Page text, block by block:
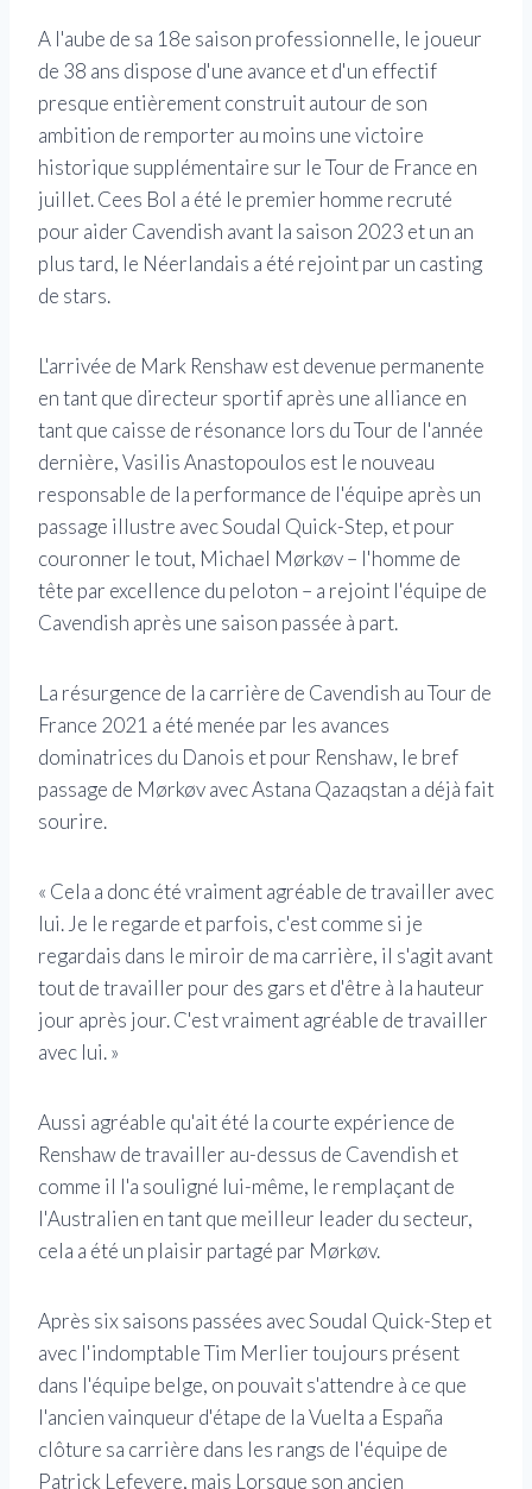
A l'aube de sa 18e saison professionnelle, le joueur
de 38 ans dispose d'une avance et d'un effectif
presque entièrement construit autour de son
ambition de remporter au moins une victoire
historique supplémentaire sur le Tour de France en
juillet. Cees Bol a été le premier homme recruté
pour aider Cavendish avant la saison 2023 et un an
plus tard, le Néerlandais a été rejoint par un casting
de stars.
L'arrivée de Mark Renshaw est devenue permanente
en tant que directeur sportif après une alliance en
tant que caisse de résonance lors du Tour de l'année
dernière, Vasilis Anastopoulos est le nouveau
responsable de la performance de l'équipe après un
passage illustre avec Soudal Quick-Step, et pour
couronner le tout, Michael Mørkøv – l'homme de
tête par excellence du peloton – a rejoint l'équipe de
Cavendish après une saison passée à part.
La résurgence de la carrière de Cavendish au Tour de
France 2021 a été menée par les avances
dominatrices du Danois et pour Renshaw, le bref
passage de Mørkøv avec Astana Qazaqstan a déjà fait
sourire.
« Cela a donc été vraiment agréable de travailler avec
lui. Je le regarde et parfois, c'est comme si je
regardais dans le miroir de ma carrière, il s'agit avant
tout de travailler pour des gars et d'être à la hauteur
jour après jour. C'est vraiment agréable de travailler
avec lui. »
Aussi agréable qu'ait été la courte expérience de
Renshaw de travailler au-dessus de Cavendish et
comme il l'a souligné lui-même, le remplaçant de
l'Australien en tant que meilleur leader du secteur,
cela a été un plaisir partagé par Mørkøv.
Après six saisons passées avec Soudal Quick-Step et
avec l'indomptable Tim Merlier toujours présent
dans l'équipe belge, on pouvait s'attendre à ce que
l'ancien vainqueur d'étape de la Vuelta a España
clôture sa carrière dans les rangs de l'équipe de
Patrick Lefevere, mais Lorsque son ancien